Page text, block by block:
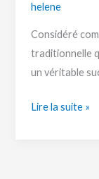
helene
Considéré
traditionnelle
un véritable
Lire la suite »